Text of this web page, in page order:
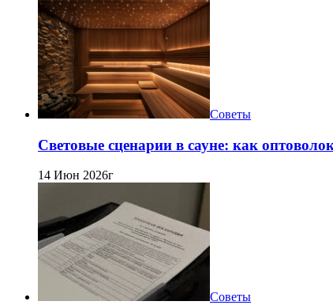
Советы
Световые сценарии в сауне: как
14 Июн 2026г
Советы